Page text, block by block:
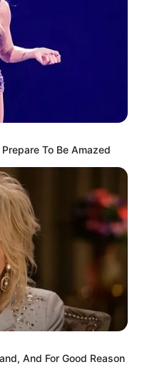
To Be Amazed
And For Good Reason